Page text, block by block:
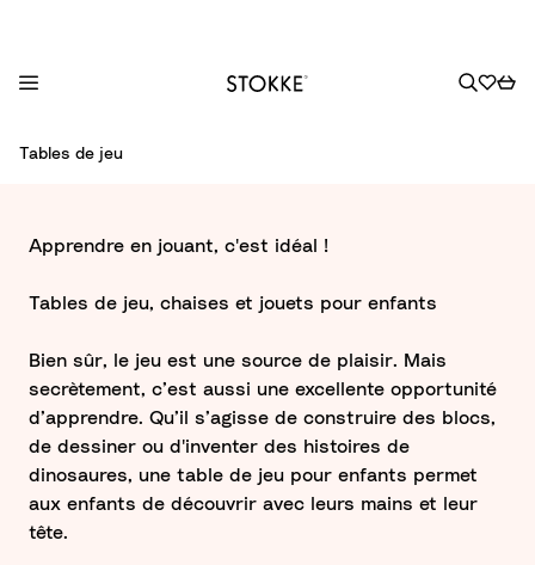
Tables de jeu
Apprendre en jouant, c'est idéal !​
Tables de jeu, chaises et jouets pour enfants
Bien sûr, le jeu est une source de plaisir. Mais
secrètement, c’est aussi une excellente opportunité
d’apprendre. Qu’il s’agisse de construire des blocs,
de dessiner ou d'inventer des histoires de
dinosaures, une table de jeu pour enfants permet
aux enfants de découvrir avec leurs mains et leur
tête.